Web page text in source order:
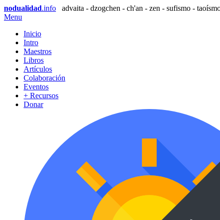
nodualidad.info
advaita - dzogchen - ch'an - zen - sufismo -
Menu
Inicio
Intro
Maestros
Libros
Artículos
Colaboración
Eventos
+ Recursos
Donar